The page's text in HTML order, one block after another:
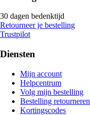
30 dagen bedenktijd
Retourneer je bestelling
Trustpilot
Diensten
Mijn account
Helpcentrum
Volg mijn bestelling
Bestelling retourneren
Kortingscodes